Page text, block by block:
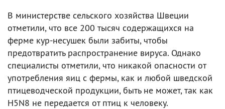
В министерстве сельского хозяйства Швеции
отметили, что все 200 тысяч содержащихся на
ферме кур-несушек были забиты, чтобы
предотвратить распространение вируса. Однако
специалисты отметили, что никакой опасности от
употребления яиц с фермы, как и любой шведской
птицеводческой продукции, быть не может, так как
H5N8 не передается от птиц к человеку.